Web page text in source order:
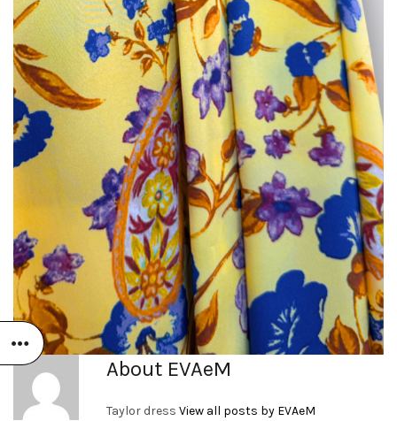
About EVAeM
Taylor dress View all posts by EVAeM